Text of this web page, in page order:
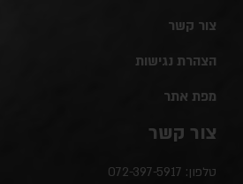
צור קשר
הצהרת נגישות
מפת אתר
צור קשר
טלפון: 072-397-5917